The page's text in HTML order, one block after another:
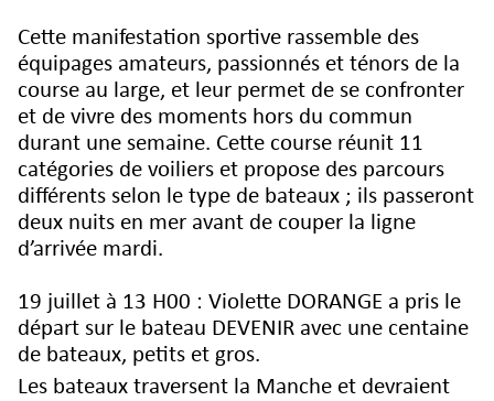
Cette manifestation sportive rassemble des
équipages amateurs, passionnés et ténors de la
course au large, et leur permet de se confronter
et de vivre des moments hors du commun
durant une semaine. Cette course réunit 11
catégories de voiliers et propose des parcours
différents selon le type de bateaux ; ils passeront
deux nuits en mer avant de couper la ligne
d’arrivée mardi.
19 juillet à 13 H00 : Violette DORANGE a pris le
départ sur le bateau DEVENIR avec une centaine
de bateaux, petits et gros.
Les bateaux traversent la Manche et devraient